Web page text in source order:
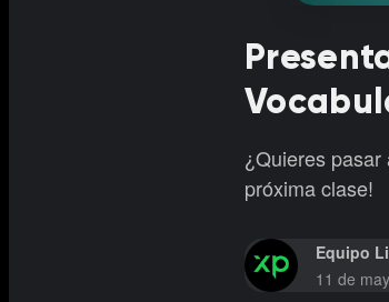
¿Quieres pasar
próxima clase!
Equipo
11 de